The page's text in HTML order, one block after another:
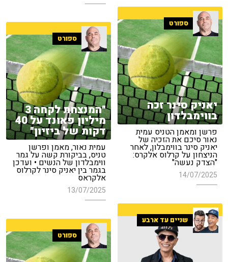
ספורט
יאניק סינר זכה
בווימבלדון
פרשן ומאמן הטניס עמית
נאור סיכם את הזכיה של
יאניק סינר בווימבלון, לאחר
הניצחון על קרלוס אלקרס:
"הצדק נעשה"
14/07/2025
ספורט
"המנצחת לקחה 3
מיליון פאונד על 40
דקות של ביזיון"
עמית נאור, מאמן ופרשן
טניס, בביקורת קשה על גמר
ווימבלדון של הנשים • ועדכן
בגמר בין יאניק סינר לקרלוס
אלקראס
13/07/2025
שניים עד ארבע
ספורט